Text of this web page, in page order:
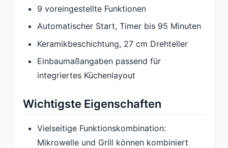
9 voreingestellte Funktionen
Automatischer Start, Timer bis 95 Minuten
Keramikbeschichtung, 27 cm Drehteller
Einbaumaßangaben passend für
integriertes Küchenlayout
Wichtigste Eigenschaften
Vielseitige Funktionskombination:
Mikrowelle und Grill können kombiniert